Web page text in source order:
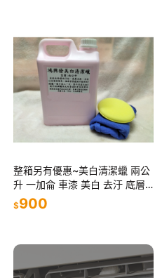
整箱另有優惠~美白清潔蠟 兩公
升 一加侖 車漆 美白 去汙 底層
清潔 DIY 乾淨蠟 美白蠟 去污蠟
漆面清潔 除水痕
$900